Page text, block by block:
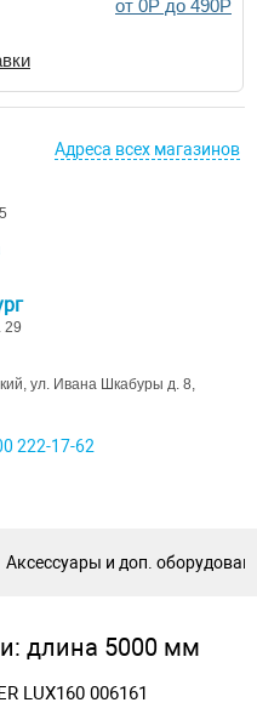
от 0Р до 490Р
Адреса всех магазинов
29
ул. Ивана Шкабуры д. 8,
222-17-62
Аксессуары и доп.
длина 5000 мм
LUX160 006161